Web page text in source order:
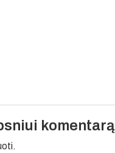
komentarą